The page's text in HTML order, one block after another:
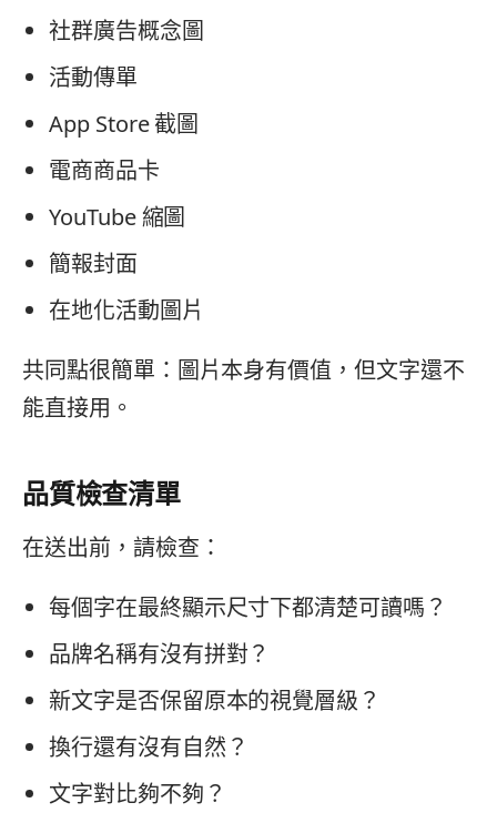
社群廣告概念圖
活動傳單
App Store 截圖
電商商品卡
YouTube 縮圖
簡報封面
在地化活動圖片
共同點很簡單：圖片本身有價值，但文字還不
能直接用。
品質檢查清單
在送出前，請檢查：
每個字在最終顯示尺寸下都清楚可讀嗎？
品牌名稱有沒有拼對？
新文字是否保留原本的視覺層級？
換行還有沒有自然？
文字對比夠不夠？